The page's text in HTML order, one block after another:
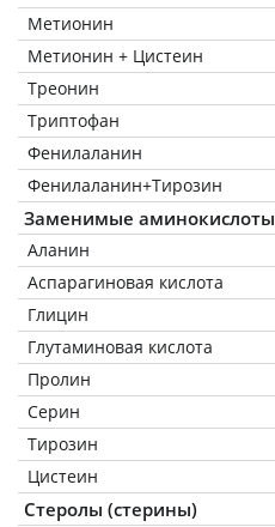
Метионин
Метионин + Цистеин
Треонин
Триптофан
Фенилаланин
Фенилаланин+Тирозин
Заменимые аминокислоты
Аланин
Аспарагиновая кислота
Глицин
Глутаминовая кислота
Пролин
Серин
Тирозин
Цистеин
Стеролы (стерины)